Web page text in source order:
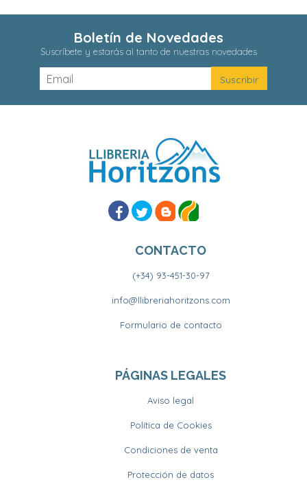
Boletín de Novedades
Suscríbete y estarás al tanto de nuestras novedades
CONTACTO
(+34) 93-451-30-97
info@llibreriahoritzons.com
Formulario de contacto
PÁGINAS LEGALES
Aviso legal
Política de Cookies
Condiciones de venta
Protección de datos